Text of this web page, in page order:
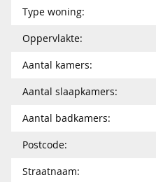
Type woning:
Oppervlakte:
Aantal kamers:
Aantal slaapkamers:
Aantal badkamers:
Postcode:
Straatnaam: